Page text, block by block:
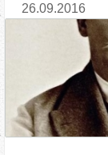
26.09.2016